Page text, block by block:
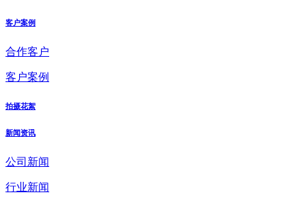
客户案例
合作客户
客户案例
拍摄花絮
新闻资讯
公司新闻
行业新闻